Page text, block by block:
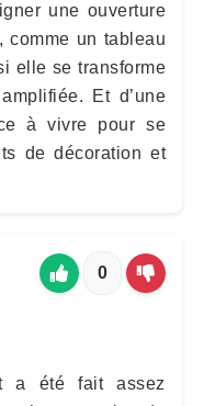
une ouverture
comme un tableau
elle se transforme
Et d’une
à vivre pour se
de décoration et
0
a été fait assez